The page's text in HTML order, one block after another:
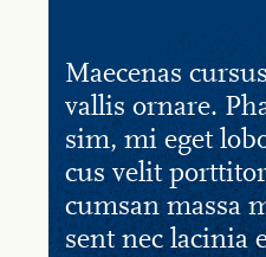
Mae­ce­nas
val­lis ornare.
sim, mi eget
cus ve­lit
cum­san mas­sa
sent nec la­ci­n­ia